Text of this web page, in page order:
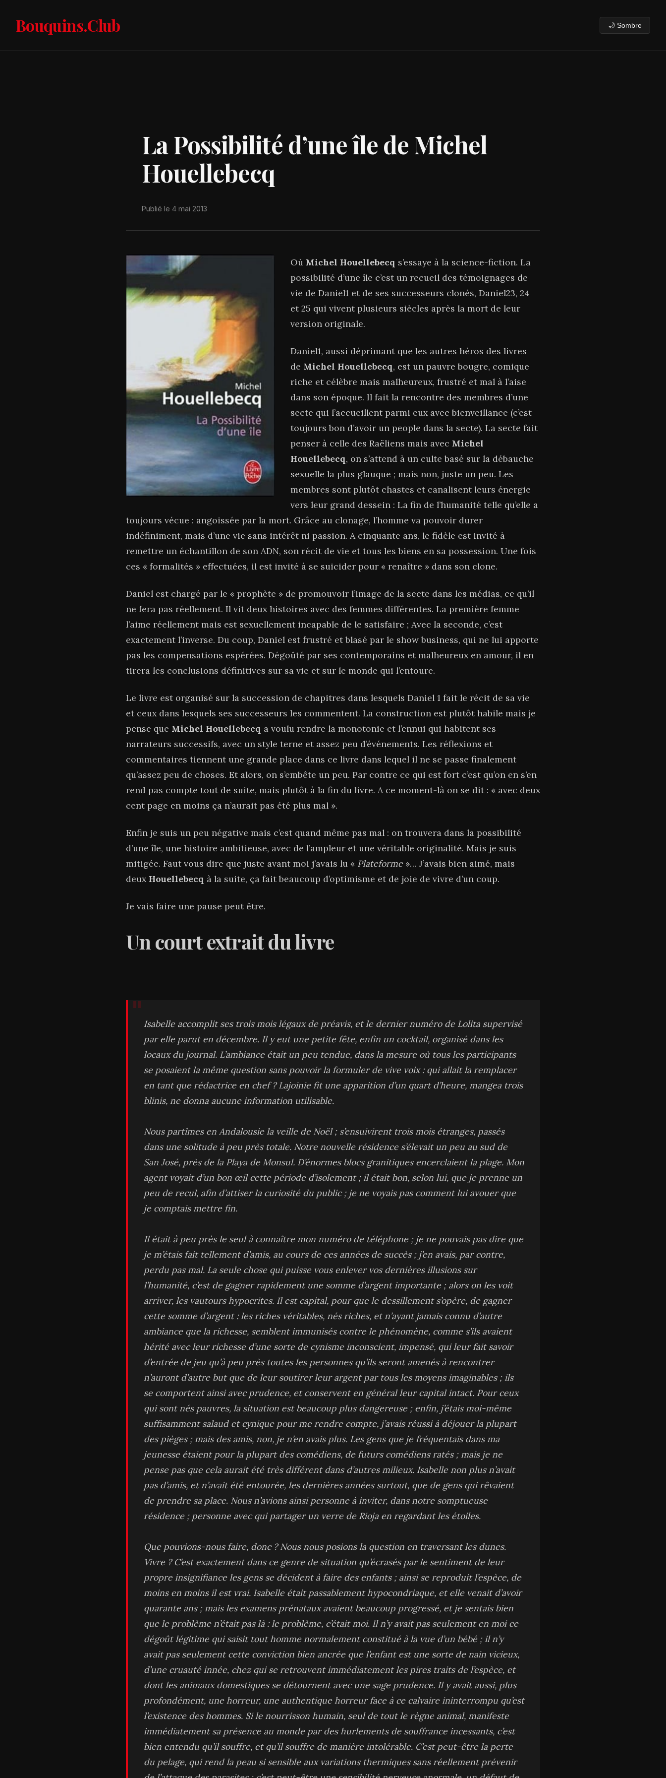
Bouquins.Club 🌙 Sombre
La Possibilité d’une île de Michel
Houellebecq
Publié le 4 mai 2013
Où Michel Houellebecq s’essaye à la science-fiction. La
possibilité d’une île c’est un recueil des témoignages de
vie de Daniel1 et de ses successeurs clonés, Daniel23, 24
et 25 qui vivent plusieurs siècles après la mort de leur
version originale.
Daniel1, aussi déprimant que les autres héros des livres
de Michel Houellebecq, est un pauvre bougre, comique
riche et célèbre mais malheureux, frustré et mal à l’aise
dans son époque. Il fait la rencontre des membres d’une
secte qui l’accueillent parmi eux avec bienveillance (c’est
toujours bon d’avoir un people dans la secte). La secte fait
penser à celle des Raëliens mais avec Michel
Houellebecq, on s’attend à un culte basé sur la débauche
sexuelle la plus glauque ; mais non, juste un peu. Les
membres sont plutôt chastes et canalisent leurs énergie
vers leur grand dessein : La fin de l’humanité telle qu’elle a
toujours vécue : angoissée par la mort. Grâce au clonage, l’homme va pouvoir durer
indéfiniment, mais d’une vie sans intérêt ni passion. A cinquante ans, le fidèle est invité à
remettre un échantillon de son ADN, son récit de vie et tous les biens en sa possession. Une fois
ces « formalités » effectuées, il est invité à se suicider pour « renaître » dans son clone.
Daniel est chargé par le « prophète » de promouvoir l’image de la secte dans les médias, ce qu’il
ne fera pas réellement. Il vit deux histoires avec des femmes différentes. La première femme
l’aime réellement mais est sexuellement incapable de le satisfaire ; Avec la seconde, c’est
exactement l’inverse. Du coup, Daniel est frustré et blasé par le show business, qui ne lui apporte
pas les compensations espérées. Dégoûté par ses contemporains et malheureux en amour, il en
tirera les conclusions définitives sur sa vie et sur le monde qui l’entoure.
Le livre est organisé sur la succession de chapitres dans lesquels Daniel 1 fait le récit de sa vie
et ceux dans lesquels ses successeurs les commentent. La construction est plutôt habile mais je
pense que Michel Houellebecq a voulu rendre la monotonie et l’ennui qui habitent ses
narrateurs successifs, avec un style terne et assez peu d’événements. Les réflexions et
commentaires tiennent une grande place dans ce livre dans lequel il ne se passe finalement
qu’assez peu de choses. Et alors, on s’embête un peu. Par contre ce qui est fort c’est qu’on en s’en
rend pas compte tout de suite, mais plutôt à la fin du livre. A ce moment-là on se dit : « avec deux
cent page en moins ça n’aurait pas été plus mal ».
Enfin je suis un peu négative mais c’est quand même pas mal : on trouvera dans la possibilité
d’une île, une histoire ambitieuse, avec de l’ampleur et une véritable originalité. Mais je suis
mitigée. Faut vous dire que juste avant moi j’avais lu « Plateforme»… J’avais bien aimé, mais
deux Houellebecq à la suite, ça fait beaucoup d’optimisme et de joie de vivre d’un coup.
Je vais faire une pause peut être.
Un court extrait du livre
Isabelle accomplit ses trois mois légaux de préavis, et le dernier numéro de Lolita supervisé
par elle parut en décembre. Il y eut une petite fête, enfin un cocktail, organisé dans les
locaux du journal. L’ambiance était un peu tendue, dans la mesure où tous les participants
se posaient la même question sans pouvoir la formuler de vive voix : qui allait la remplacer
en tant que rédactrice en chef ? Lajoinie fit une apparition d’un quart d’heure, mangea trois
blinis, ne donna aucune information utilisable.
Nous partîmes en Andalousie la veille de Noël ; s’ensuivirent trois mois étranges, passés
dans une solitude à peu près totale. Notre nouvelle résidence s’élevait un peu au sud de
San José, près de la Playa de Monsul. D’énormes blocs granitiques encerclaient la plage. Mon
agent voyait d’un bon œil cette période d’isolement ; il était bon, selon lui, que je prenne un
peu de recul, afin d’attiser la curiosité du public ; je ne voyais pas comment lui avouer que
je comptais mettre fin.
Il était à peu près le seul à connaître mon numéro de téléphone ; je ne pouvais pas dire que
je m’étais fait tellement d’amis, au cours de ces années de succès ; j’en avais, par contre,
perdu pas mal. La seule chose qui puisse vous enlever vos dernières illusions sur
l’humanité, c’est de gagner rapidement une somme d’argent importante ; alors on les voit
arriver, les vautours hypocrites. Il est capital, pour que le dessillement s’opère, de gagner
cette somme d’argent : les riches véritables, nés riches, et n’ayant jamais connu d’autre
ambiance que la richesse, semblent immunisés contre le phénomène, comme s’ils avaient
hérité avec leur richesse d’une sorte de cynisme inconscient, impensé, qui leur fait savoir
d’entrée de jeu qu’à peu près toutes les personnes qu’ils seront amenés à rencontrer
n’auront d’autre but que de leur soutirer leur argent par tous les moyens imaginables ; ils
se comportent ainsi avec prudence, et conservent en général leur capital intact. Pour ceux
qui sont nés pauvres, la situation est beaucoup plus dangereuse ; enfin, j’étais moi-même
suffisamment salaud et cynique pour me rendre compte, j’avais réussi à déjouer la plupart
des pièges ; mais des amis, non, je n’en avais plus. Les gens que je fréquentais dans ma
jeunesse étaient pour la plupart des comédiens, de futurs comédiens ratés ; mais je ne
pense pas que cela aurait été très différent dans d’autres milieux. Isabelle non plus n’avait
pas d’amis, et n’avait été entourée, les dernières années surtout, que de gens qui rêvaient
de prendre sa place. Nous n’avions ainsi personne à inviter, dans notre somptueuse
résidence ; personne avec qui partager un verre de Rioja en regardant les étoiles.
Que pouvions-nous faire, donc ? Nous nous posions la question en traversant les dunes.
Vivre ? C’est exactement dans ce genre de situation qu’écrasés par le sentiment de leur
propre insignifiance les gens se décident à faire des enfants ; ainsi se reproduit l’espèce, de
moins en moins il est vrai. Isabelle était passablement hypocondriaque, et elle venait d’avoir
quarante ans ; mais les examens prénataux avaient beaucoup progressé, et je sentais bien
que le problème n’était pas là : le problème, c’était moi. Il n’y avait pas seulement en moi ce
dégoût légitime qui saisit tout homme normalement constitué à la vue d’un bébé ; il n’y
avait pas seulement cette conviction bien ancrée que l’enfant est une sorte de nain vicieux,
d’une cruauté innée, chez qui se retrouvent immédiatement les pires traits de l’espèce, et
dont les animaux domestiques se détournent avec une sage prudence. Il y avait aussi, plus
profondément, une horreur, une authentique horreur face à ce calvaire ininterrompu qu’est
l’existence des hommes. Si le nourrisson humain, seul de tout le règne animal, manifeste
immédiatement sa présence au monde par des hurlements de souffrance incessants, c’est
bien entendu qu’il souffre, et qu’il souffre de manière intolérable. C’est peut-être la perte
du pelage, qui rend la peau si sensible aux variations thermiques sans réellement prévenir